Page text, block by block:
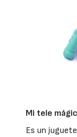
Mi tele
Es un